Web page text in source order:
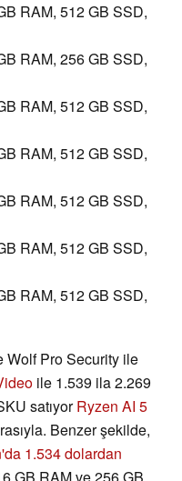
RAM, 512 GB SSD,
RAM, 256 GB SSD,
RAM, 512 GB SSD,
RAM, 512 GB SSD,
RAM, 512 GB SSD,
RAM, 512 GB SSD,
RAM, 512 GB SSD,
Wolf Pro Security ile
ile 1.539 ila 2.269
satıyorRyzen AI 5
Benzer şekilde,
1.534 dolardan